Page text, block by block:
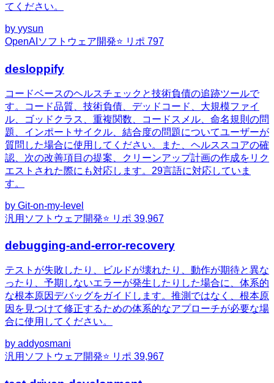
てください。
by yysun
OpenAI ソフトウェア開発⭐ リポ 797
desloppify
コードベースのヘルスチェックと技術負債の追跡ツールで
す。コード品質、技術負債、デッドコード、大規模ファイ
ル、ゴッドクラス、重複関数、コードスメル、命名規則の問
題、インポートサイクル、結合度の問題についてユーザーが
質問した場合に使用してください。また、ヘルススコアの確
認、次の改善項目の提案、クリーンアップ計画の作成をリク
エストされた際にも対応します。29言語に対応していま
す。
by Git-on-my-level
汎用 ソフトウェア開発⭐ リポ 39,967
debugging-and-error-recovery
テストが失敗したり、ビルドが壊れたり、動作が期待と異な
ったり、予期しないエラーが発生したりした場合に、体系的
な根本原因デバッグをガイドします。推測ではなく、根本原
因を見つけて修正するための体系的なアプローチが必要な場
合に使用してください。
by addyosmani
汎用 ソフトウェア開発⭐ リポ 39,967